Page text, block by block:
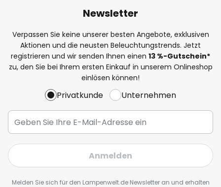
Newsletter
Verpassen Sie keine unserer besten Angebote, exklusiven
Aktionen und die neusten Beleuchtungstrends. Jetzt
registrieren und wir senden Ihnen einen 13 %-Gutschein*
zu, den Sie bei Ihrem ersten Einkauf in unserem Onlineshop
einlösen können!
Privatkunde Unternehmen
Anmelden
Melden Sie sich für den Lampenwelt.de Newsletter an und erhalten